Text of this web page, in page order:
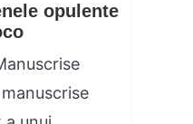
opulente